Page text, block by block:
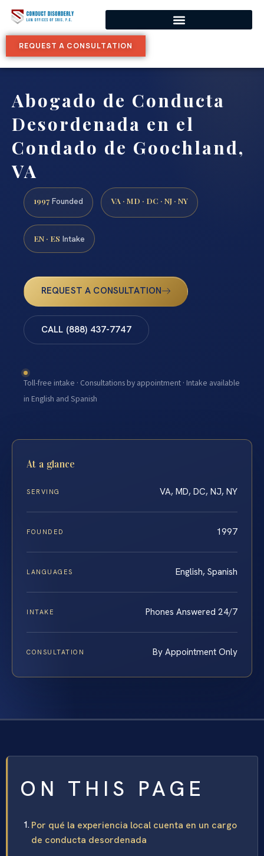
REQUEST A CONSULTATION
Abogado de Conducta
Desordenada en el
Condado de Goochland,
VA
1997 Founded VA · MD · DC · NJ · NY
EN · ES Intake
REQUEST A CONSULTATION
CALL (888) 437-7747
Toll-free intake · Consultations by appointment · Intake available
in English and Spanish
At a glance
SERVING VA, MD, DC, NJ, NY
FOUNDED 1997
LANGUAGES English, Spanish
INTAKE Phones Answered 24/7
CONSULTATION By Appointment Only
ON THIS PAGE
Por qué la experiencia local cuenta en un cargo
de conducta desordenada